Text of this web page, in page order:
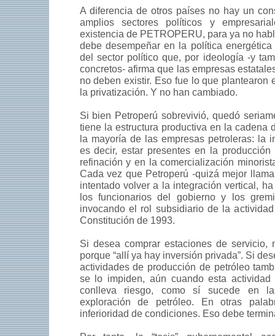
A diferencia de otros países no hay un
amplios sectores políticos y
existencia de PETROPERU, para ya no
debe desempeñar en la política
del sector político que, por ideología -y
concretos- afirma que las empresas
no deben existir. Eso fue lo que plantearon
la privatización. Y no han cambiado.
Si bien Petroperú sobrevivió, quedó
tiene la estructura productiva en la cadena
la mayoría de las empresas petroleras: la
es decir, estar presentes en la
refinación y en la comercialización
Cada vez que Petroperú -quizá mejor
intentado volver a la integración vertical,
los funcionarios del gobierno y los
invocando el rol subsidiario de la
Constitución de 1993.
Si desea comprar estaciones de servicio,
porque “allí ya hay inversión privada”. Si
actividades de producción de petróleo
se lo impiden, aún cuando esta
conlleva riesgo, como sí sucede en
exploración de petróleo. En otras
inferioridad de condiciones. Eso debe